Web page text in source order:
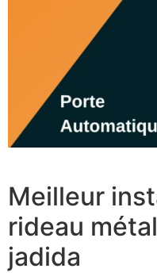
Meilleur
rideau
jadida